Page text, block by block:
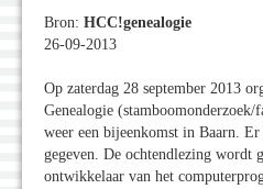
Bron: HCC!genealogie
26-09-2013
Op zaterdag 28 september 2013
Genealogie
weer een bijeenkomst in Baarn.
gegeven. De ochtendlezing wordt
ontwikkelaar van het